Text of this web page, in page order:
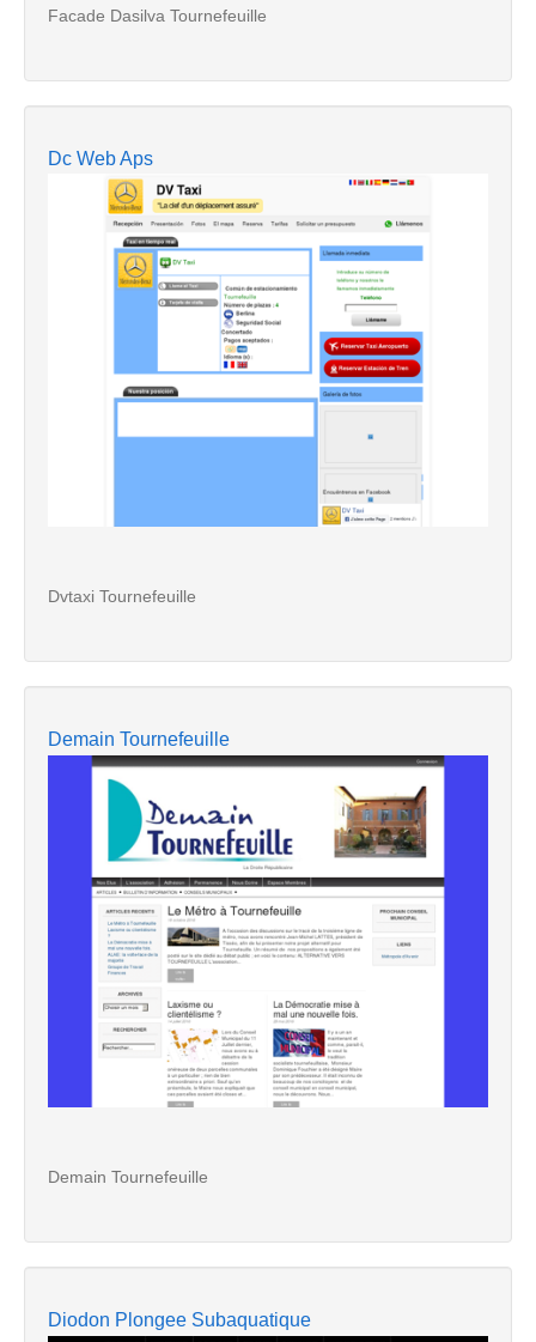
Facade Dasilva Tournefeuille
Dc Web Aps
Dvtaxi Tournefeuille
Demain Tournefeuille
Demain Tournefeuille
Diodon Plongee Subaquatique